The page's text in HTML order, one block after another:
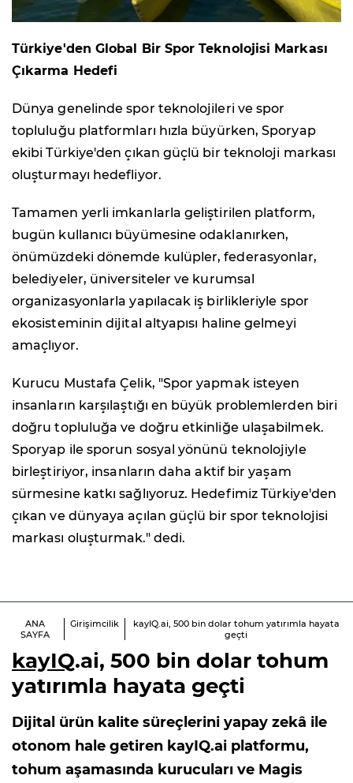
Türkiye'den Global Bir Spor Teknolojisi Markası
Çıkarma Hedefi
Dünya genelinde spor teknolojileri ve spor
topluluğu platformları hızla büyürken, Sporyap
ekibi Türkiye'den çıkan güçlü bir teknoloji markası
oluşturmayı hedefliyor.
Tamamen yerli imkanlarla geliştirilen platform,
bugün kullanıcı büyümesine odaklanırken,
önümüzdeki dönemde kulüpler, federasyonlar,
belediyeler, üniversiteler ve kurumsal
organizasyonlarla yapılacak iş birlikleriyle spor
ekosisteminin dijital altyapısı haline gelmeyi
amaçlıyor.
Kurucu Mustafa Çelik, "Spor yapmak isteyen
insanların karşılaştığı en büyük problemlerden biri
doğru topluluğa ve doğru etkinliğe ulaşabilmek.
Sporyap ile sporun sosyal yönünü teknolojiyle
birleştiriyor, insanların daha aktif bir yaşam
sürmesine katkı sağlıyoruz. Hedefimiz Türkiye'den
çıkan ve dünyaya açılan güçlü bir spor teknolojisi
markası oluşturmak." dedi.
ANA
SAYFA
Girişimcilik
kayIQ.ai, 500 bin dolar tohum yatırımla hayata
geçti
kayIQ.ai, 500 bin dolar tohum
yatırımla hayata geçti
Dijital ürün kalite süreçlerini yapay zekâ ile
otonom hale getiren kayIQ.ai platformu,
tohum aşamasında kurucuları ve Magis